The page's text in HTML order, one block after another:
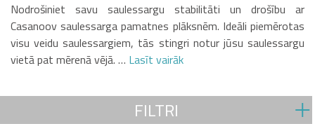
Nodrošiniet savu saulessargu stabilitāti un drošību ar
Casanoov saulessarga pamatnes plāksnēm. Ideāli piemērotas
visu veidu saulessargiem, tās stingri notur jūsu saulessargu
vietā pat mērenā vējā. … Lasīt vairāk
FILTRI